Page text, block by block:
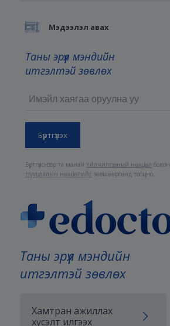
Таны эрүүл мэндийн
итгэлтэй зөвлөх
Хамтран ажиллах
хүсэлт илгээх
Мэдээлэл авах
Таны эрүүл мэндийн
итгэлтэй зөвлөх
Бүртгүүлснээр та манайҮйлчилгээний нөхцөл болон
Нууцлалын нөхцөлийг зөвшөөрсөнд тооцно.